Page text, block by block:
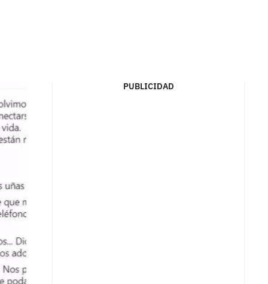
PUBLICIDAD